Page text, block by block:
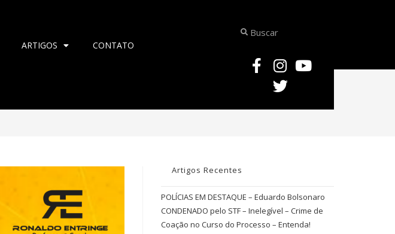
ARTIGOS CONTATO
Artigos Recentes
POLÍCIAS EM DESTAQUE – Eduardo Bolsonaro
CONDENADO pelo STF – Inelegível – Crime de
Coação no Curso do Processo – Entenda!